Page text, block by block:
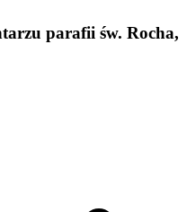
parafii św. Rocha,